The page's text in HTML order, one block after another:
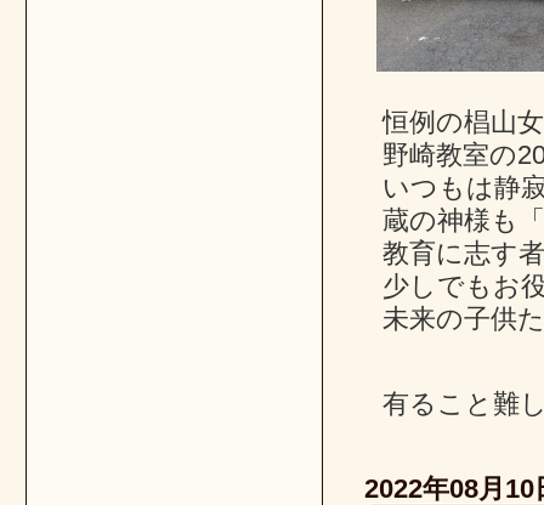
恒例の椙山
野崎教室の
いつもは静
蔵の神様も
教育に志す
少しでもお
未来の子供
有ること難
2022年08月10